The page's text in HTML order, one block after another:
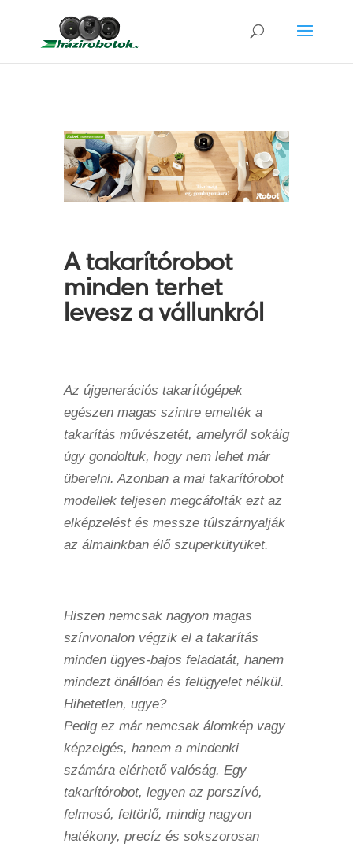
A takarítórobot
minden terhet
levesz a vállunkról
Az újgenerációs takarítógépek
egészen magas szintre emelték a
takarítás művészetét, amelyről sokáig
úgy gondoltuk, hogy nem lehet már
überelni. Azonban a mai takarítórobot
modellek teljesen megcáfolták ezt az
elképzelést és messze túlszárnyalják
az álmainkban élő szuperkütyüket.
Hiszen nemcsak nagyon magas
színvonalon végzik el a takarítás
minden ügyes-bajos feladatát, hanem
mindezt önállóan és felügyelet nélkül.
Hihetetlen, ugye?
Pedig ez már nemcsak álomkép vagy
képzelgés, hanem a mindenki
számára elérhető valóság. Egy
takarítórobot, legyen az porszívó,
felmosó, feltörlő, mindig nagyon
hatékony, precíz és sokszorosan